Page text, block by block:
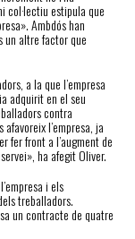
col·lectiu estipula que
Ambdós han
un altre factor que
a la que l’empresa
adquirit en el seu
contra
l’empresa, ja
fer front a l’augment de
ha afegit Oliver.
i els
treballadors.
un contracte de quatre